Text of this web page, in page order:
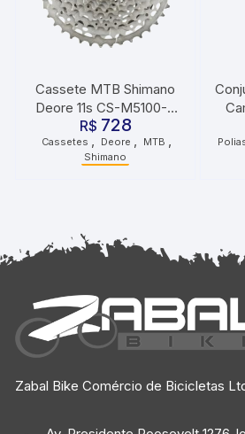
Cassete MTB Shimano
Deore 11s CS-M5100-11
51 Dentes
R$ 728
Cassetes , Deore , MTB ,
Shimano
Zabal Bike Comércio de Bicicletas